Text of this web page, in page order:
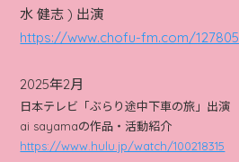
水 健志 ) 出演
https://www.chofu-fm.com/127805
2025年2月
日本テレビ「ぶらり途中下車の旅」出演
ai sayamaの作品・活動紹介
https://www.hulu.jp/watch/100218315